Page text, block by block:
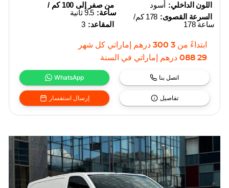
من صفر إلى 100 كم /
ساعة: 9.5 ثانية
المقاعد: 3
اللون الداخلي: أسود
السرعة القصوى:
178 كم/
ساعة 178
ابتداءً من 3 300 درهم إماراتي كل شهر
29 088
درهم إماراتي في السنة
WhatsApp اتصل بنا
إرسال استفسار تفاصيل